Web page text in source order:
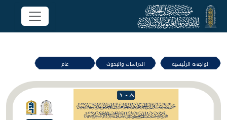
الواجهه الرئيسية الدراسات والبحوث عام